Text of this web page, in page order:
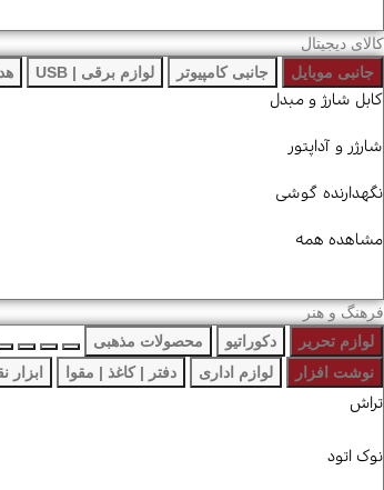
کالای دیجیتال
جانبی موبایل
جانبی کامپیوتر لوازم برقی | USB
کابل شارژ و مبدل
شارژر و آداپتور
نگهدارنده گوشی
مشاهده همه
فرهنگ و هنر
لوازم تحریر
دکوراتیو
محصولات مذهبی
نوشت افزار
لوازم اداری دفتر | کاغذ | مقوا
تراش
نوک اتود